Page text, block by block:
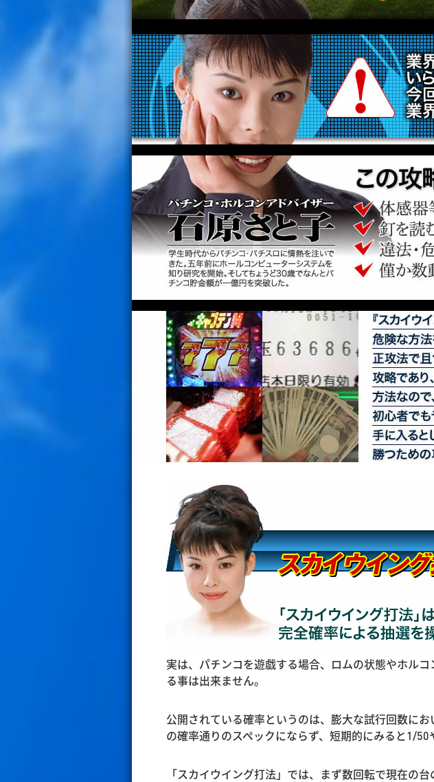
実は、パチンコを遊戯する場合、ロムの状態やホル
る事は出来ません。
公開されている確率というのは、膨大な試行回数に
の確率通りのスペックにならず、短期的にみると1/50
「スカイウイング打法」では、まず数回転で現在の